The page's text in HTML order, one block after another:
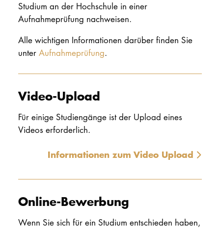
Studium an der Hochschule in einer
Aufnahmeprüfung nachweisen.
Alle wichtigen Informationen darüber finden Sie
unter Aufnahmeprüfung.
Video-Upload
Für einige Studiengänge ist der Upload eines
Videos erforderlich.
Informationen zum Video Upload
Online-Bewerbung
Wenn Sie sich für ein Studium entschieden haben,